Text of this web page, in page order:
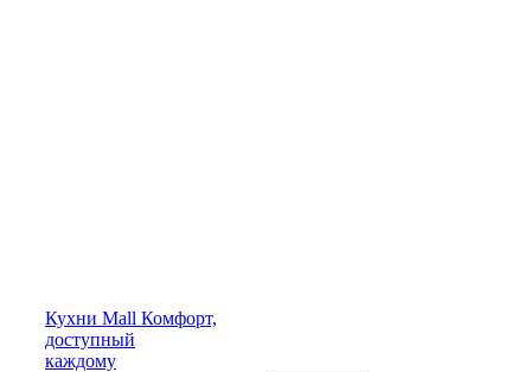
Кухни Mall Комфорт,
доступный
каждому